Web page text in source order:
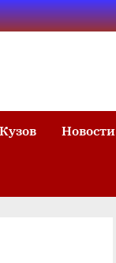
Кузов Новости